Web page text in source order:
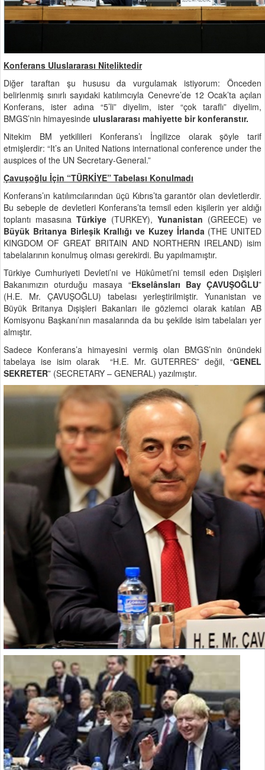
Konferans Uluslararası Niteliktedir
Diğer taraftan şu hususu da vurgulamak istiyorum: Önceden
belirlenmiş sınırlı sayıdaki katılımcıyla Cenevre’de 12 Ocak’ta açılan
Konferans, ister adına “5’li” diyelim, ister “çok taraflı” diyelim,
BMGS’nin himayesinde uluslararası mahiyette bir konferanstır.
Nitekim BM yetkilileri Konferans’ı İngilizce olarak şöyle tarif
etmişlerdir: “It’s an United Nations international conference under the
auspices of the UN Secretary-General.”
Çavuşoğlu İçin “TÜRKİYE” Tabelası Konulmadı
Konferans’ın katılımcılarından üçü Kıbrıs’ta garantör olan devletlerdir.
Bu sebeple de devletleri Konferans’ta temsil eden kişilerin yer aldığı
toplantı masasına Türkiye (TURKEY), Yunanistan (GREECE) ve
Büyük Britanya Birleşik Krallığı ve Kuzey İrlanda (THE UNITED
KINGDOM OF GREAT BRITAIN AND NORTHERN IRELAND) isim
tabelalarının konulmuş olması gerekirdi. Bu yapılmamıştır.
Türkiye Cumhuriyeti Devleti’ni ve Hükûmeti’ni temsil eden Dışişleri
Bakanımızın oturduğu masaya “Ekselânsları Bay ÇAVUŞOĞLU”
(H.E. Mr. ÇAVUŞOĞLU) tabelası yerleştirilmiştir. Yunanistan ve
Büyük Britanya Dışişleri Bakanları ile gözlemci olarak katılan AB
Komisyonu Başkanı’nın masalarında da bu şekilde isim tabelaları yer
almıştır.
Sadece Konferans’a himayesini vermiş olan BMGS’nin önündeki
tabelaya ise isim olarak “H.E. Mr. GUTERRES” değil, “GENEL
SEKRETER” (SECRETARY – GENERAL) yazılmıştır.